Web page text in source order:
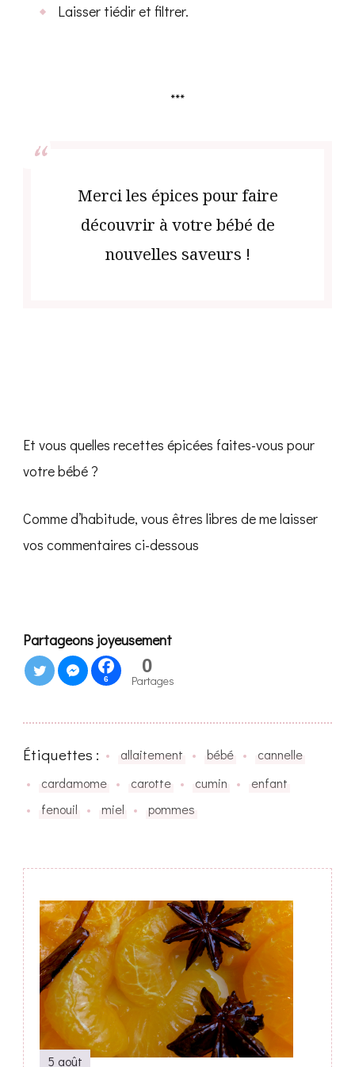
Laisser tiédir et filtrer.
***
Merci les épices pour faire
découvrir à votre bébé de
nouvelles saveurs !
Et vous quelles recettes épicées faites-vous pour
votre bébé ?
Comme d’habitude, vous êtres libres de me laisser
vos commentaires ci-dessous
Partageons joyeusement
6
0
Partages
Étiquettes : allaitement bébé
cannelle
cardamome
carotte cumin
enfant
fenouil
miel pommes
Navigation
de
publication
5 août